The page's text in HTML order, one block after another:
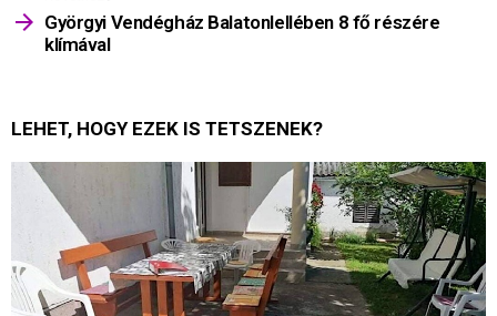
Györgyi Vendégház Balatonlellében 8 fő részére
klímával
LEHET, HOGY EZEK IS TETSZENEK?